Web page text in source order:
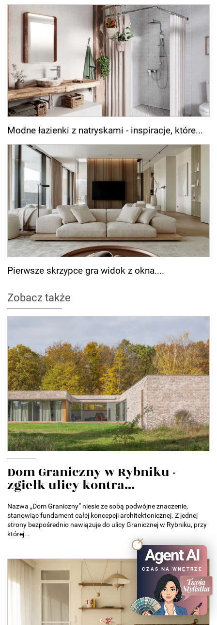
Modne łazienki z natryskami - inspiracje, które...
Pierwsze skrzypce gra widok z okna....
Zobacz także
Dom Graniczny w Rybniku -
zgiełk ulicy kontra...
Nazwa „Dom Graniczny” niesie ze sobą podwójne znaczenie,
stanowiąc fundament całej koncepcji architektonicznej. Z jednej
strony bezpośrednio nawiązuje do ulicy Granicznej w Rybniku, przy
której...
Agent AI
CZAS NA WNĘTRZE